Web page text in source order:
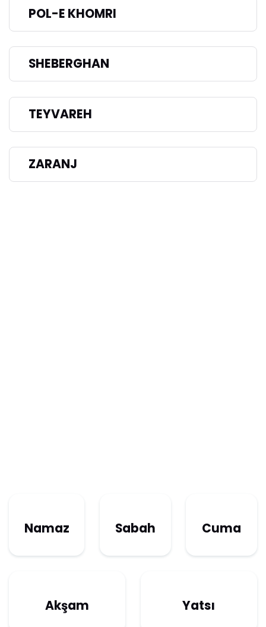
POL-E KHOMRI
SHEBERGHAN
TEYVAREH
ZARANJ
Namaz Sabah Cuma
Akşam Yatsı